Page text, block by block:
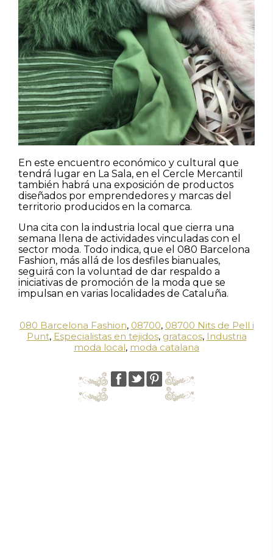
En este encuentro económico y cultural que
tendrá lugar en La Sala, en el Cercle Mercantil
también habrá una exposición de productos
diseñados por emprendedores y marcas del
territorio producidos en la comarca.
Una cita con la industria local que cierra una
semana llena de actividades vinculadas con el
sector moda. Todo indica, que el 080 Barcelona
Fashion, más allá de los desfiles bianuales,
seguirá con la voluntad de dar respaldo a
iniciativas de promoción de la moda que se
impulsan en varias localidades de Cataluña.
080 Barcelona Fashion, 08700, 08700 Nits de Pell i
Punt, Especialistas en tejidos, gratacos, Industria
moda local, moda catalana